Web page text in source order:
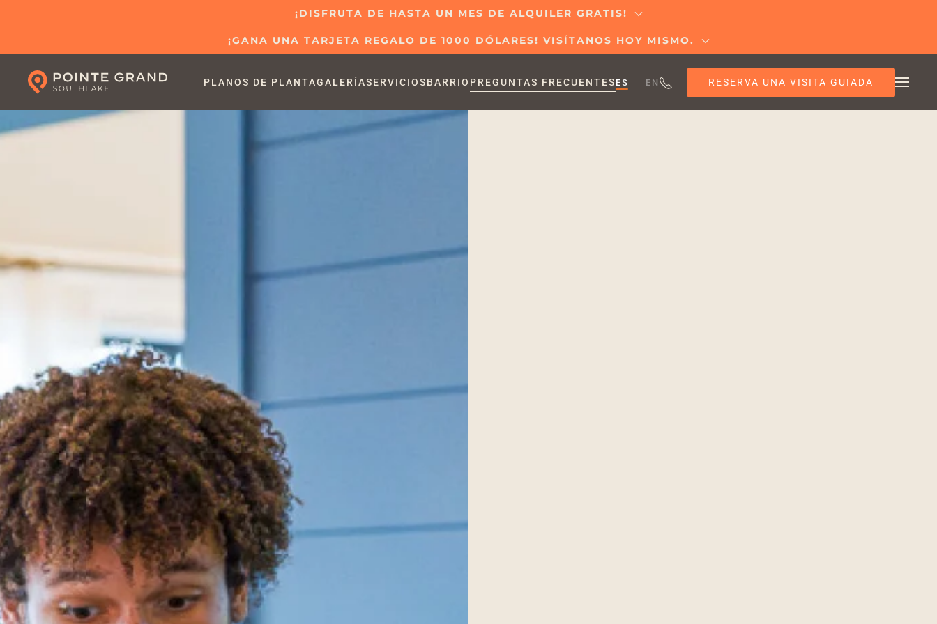
principal
¡DISFRUTA DE HASTA UN MES DE ALQUILER GRATIS!
¡GANA UNA TARJETA REGALO DE 1000 DÓLARES! VISÍTANOS HOY MISMO.
PLANOS DE PLANTAGALERÍASERVICIOSBARRIO PREGUNTAS FRECUENTES ES EN RESERVA UNA VISITA GUIADA